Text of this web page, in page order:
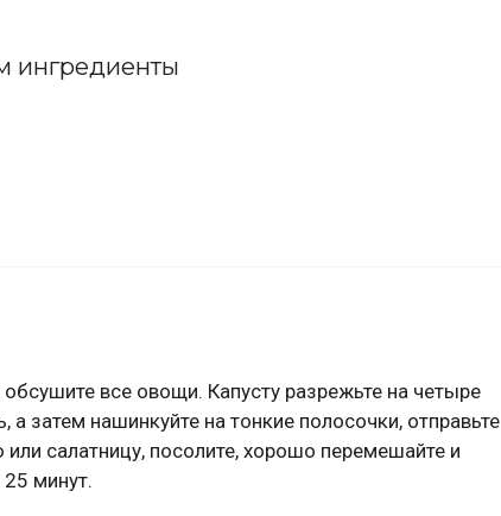
ингредиенты
все овощи. Капусту разрежьте на четыре
а затем нашинкуйте на тонкие полосочки, отправьте
салатницу, посолите, хорошо перемешайте и
25 минут.